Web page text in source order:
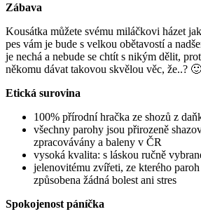
Zábava
Kousátka můžete svému miláčkovi házet
pes vám je bude s velkou obětavostí a
je nechá a nebude se chtít s nikým dělit,
někomu dávat takovou skvělou věc, že..? 🙂
Etická surovina
100% přírodní hračka ze shozů z
všechny parohy jsou přirozeně
zpracovávány a baleny v ČR
vysoká kvalita: s láskou ručně
jelenovitému zvířeti, ze kterého
způsobena žádná bolest ani stres
Spokojenost páníčka